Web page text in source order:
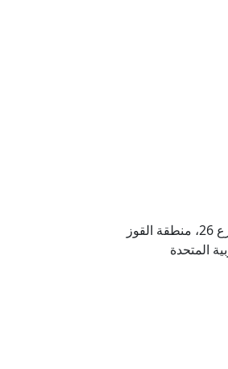
مكتب رقم 9، 10، 11، 12، شارع 26، منطقة القوز